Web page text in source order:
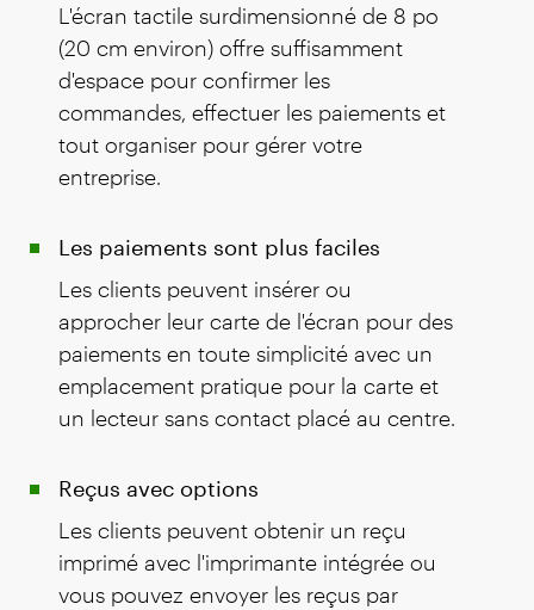
L'écran tactile surdimensionné de 8 po
(20 cm environ) offre suffisamment
d'espace pour confirmer les
commandes, effectuer les paiements et
tout organiser pour gérer votre
entreprise.
Les paiements sont plus faciles
Les clients peuvent insérer ou
approcher leur carte de l'écran pour des
paiements en toute simplicité avec un
emplacement pratique pour la carte et
un lecteur sans contact placé au centre.
Reçus avec options
Les clients peuvent obtenir un reçu
imprimé avec l'imprimante intégrée ou
vous pouvez envoyer les reçus par